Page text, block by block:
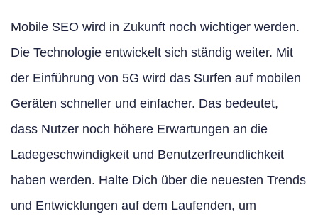
Mobile SEO wird in Zukunft noch wichtiger werden.
Die Technologie entwickelt sich ständig weiter. Mit
der Einführung von 5G wird das Surfen auf mobilen
Geräten schneller und einfacher. Das bedeutet,
dass Nutzer noch höhere Erwartungen an die
Ladegeschwindigkeit und Benutzerfreundlichkeit
haben werden. Halte Dich über die neuesten Trends
und Entwicklungen auf dem Laufenden, um